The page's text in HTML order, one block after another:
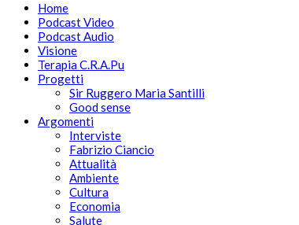
Home
Podcast Video
Podcast Audio
Visione
Terapia C.R.A.Pu
Progetti
Sir Ruggero Maria Santilli
Good sense
Argomenti
Interviste
Fabrizio Ciancio
Attualità
Ambiente
Cultura
Economia
Salute